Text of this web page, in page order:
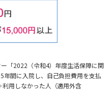
「2022（令和4）年度生活保障に関
年間に入院し、自己負担費用を支払
用しなかった人（適用外含